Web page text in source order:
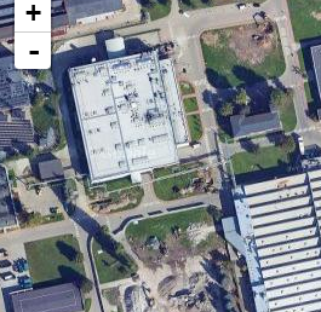
+
-